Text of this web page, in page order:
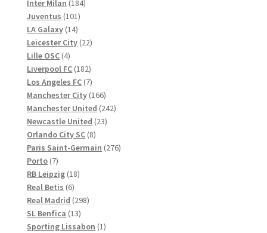
Produkte
Inter Milan 184184
Juventus 101101
LA Galaxy 1414
Produkte
Leicester City 2222
Lille OSC 44
Produkte
Liverpool FC 182182
Produkte
Los Angeles FC 77
Produkte
Manchester City 166166
Produkte
Manchester United 242242
Newcastle United 2323
Orlando City SC 88
Produkte
Paris Saint-Germain 276276
Porto 77
Produkte
RB Leipzig 1818
Real Betis 66
Produkte
Real Madrid 298298
SL Benfica 1313
Produkte
Sporting Lissabon 11